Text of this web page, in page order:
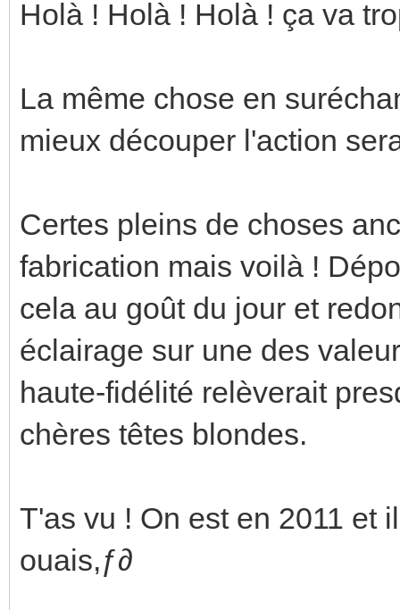
Holà ! Holà ! Holà ! ça va
La même chose en
mieux découper l'action
Certes pleins de choses
fabrication mais voilà !
cela au goût du jour et
éclairage sur une des
haute-fidélité relèverait
chères têtes blondes.
T'as vu ! On est en 2011 et
ouais,ƒ∂